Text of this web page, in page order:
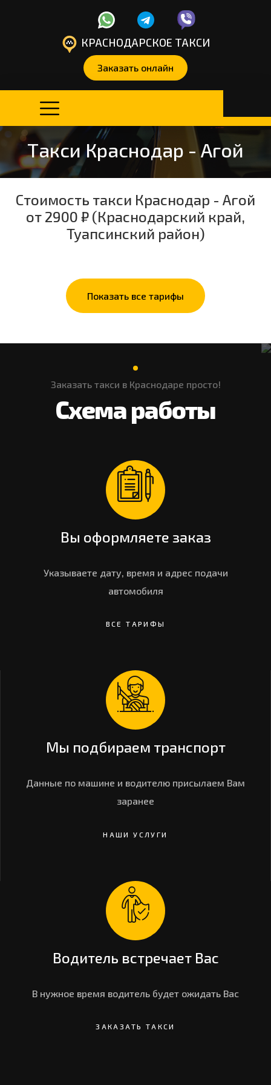
КРАСНОДАРСКОЕ ТАКСИ
Заказать онлайн
Такси Краснодар - Агой
Стоимость такси Краснодар - Агой
от 2900 ₽ (Краснодарский край,
Туапсинский район)
Показать все тарифы
Заказать такси в Краснодаре просто!
Схема работы
Вы оформляете заказ
Указываете дату, время и адрес подачи
автомобиля
ВСЕ ТАРИФЫ
Мы подбираем транспорт
Данные по машине и водителю присылаем Вам
заранее
НАШИ УСЛУГИ
Водитель встречает Вас
В нужное время водитель будет ожидать Вас
ЗАКАЗАТЬ ТАКСИ